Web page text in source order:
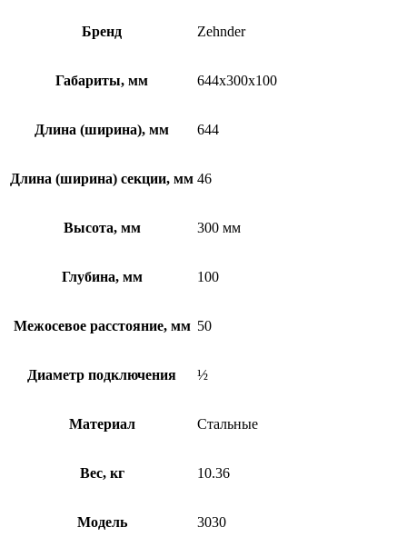
Бренд Zehnder
Габариты, мм 644x300x100
Длина (ширина), мм 644
Длина (ширина) секции, мм 46
Высота, мм 300 мм
Глубина, мм 100
Межосевое расстояние, мм 50
Диаметр подключения ½
Материал Стальные
Вес, кг 10.36
Модель 3030